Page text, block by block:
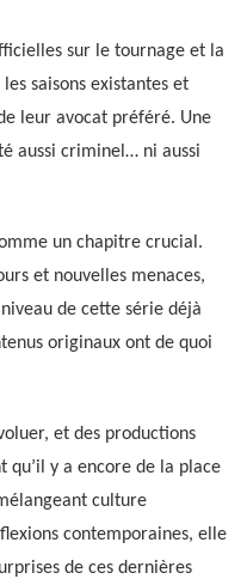
sur le tournage et la
saisons existantes et
leur avocat préféré. Une
aussi criminel… ni aussi
un chapitre crucial.
et nouvelles menaces,
de cette série déjà
originaux ont de quoi
et des productions
qu’il y a encore de la place
culture
contemporaines, elle
de ces dernières